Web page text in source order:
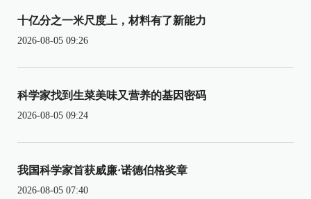
十亿分之一米尺度上，材料有了新能力
2026-08-05 09:26
科学家找到生菜美味又营养的基因密码
2026-08-05 09:24
我国科学家首获威廉·诺德伯格奖章
2026-08-05 07:40